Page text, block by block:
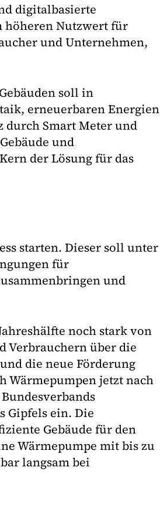
digitalbasierte
höheren Nutzwert für
und Unternehmen,
soll in
erneuerbaren Energien
Smart Meter und
und
der Lösung für das
starten. Dieser soll unter
für
und
noch stark von
Verbrauchern über die
die neue Förderung
Wärmepumpen jetzt nach
Gipfels ein. Die
Gebäude für den
Wärmepumpe mit bis zu
langsam bei